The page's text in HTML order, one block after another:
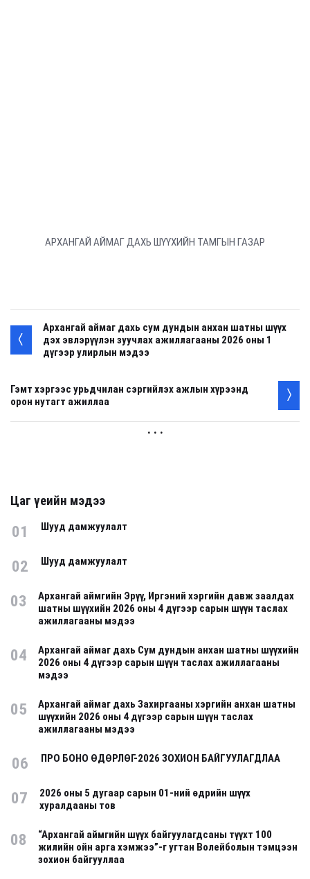
АРХАНГАЙ АЙМАГ ДАХЬ ШҮҮХИЙН ТАМГЫН ГАЗАР
Архангай аймаг дахь сум дундын анхан шатны шүүх
дэх эвлэрүүлэн зуучлах ажиллагааны 2026 оны 1
дүгээр улирлын мэдээ
Гэмт хэргээс урьдчилан сэргийлэх ажлын хүрээнд
орон нутагт ажиллаа
. . .
Цаг үеийн мэдээ
01 Шууд дамжуулалт
02 Шууд дамжуулалт
03
Архангай аймгийн Эрүү, Иргэний хэргийн давж заалдах
шатны шүүхийн 2026 оны 4 дүгээр сарын шүүн таслах
ажиллагааны мэдээ
04
Архангай аймаг дахь Сум дундын анхан шатны шүүхийн
2026 оны 4 дүгээр сарын шүүн таслах ажиллагааны
мэдээ
05
Архангай аймаг дахь Захиргааны хэргийн анхан шатны
шүүхийн 2026 оны 4 дүгээр сарын шүүн таслах
ажиллагааны мэдээ
06 ПРО БОНО ӨДӨРЛӨГ-2026 ЗОХИОН БАЙГУУЛАГДЛАА
07
2026 оны 5 дугаар сарын 01-ний өдрийн шүүх
хуралдааны тов
08
“Архангай аймгийн шүүх байгуулагдсаны түүхт 100
жилийн ойн арга хэмжээ”-г угтан Волейболын тэмцээн
зохион байгууллаа